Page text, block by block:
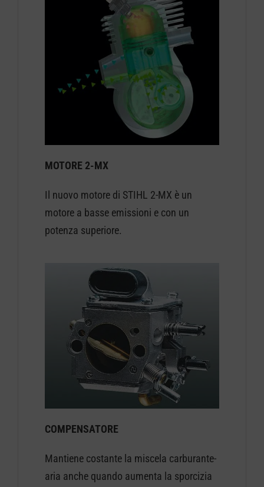
MOTORE 2-MX
Il nuovo motore di STIHL 2-MX è un
motore a basse emissioni e con un
potenza superiore.
COMPENSATORE
Mantiene costante la miscela carburante-
aria anche quando aumenta la sporcizia